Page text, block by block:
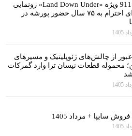
پورشه 911 ویژه «Land Down Under» رونمایی
شد؛ ادای احترام به ۷۵ سال حضور پورشه در
از چالش‌های ژئوپلیتیک و مسیرهای
محموله قطعات نیسان ترا وارد گمرکات
سایپا + مرداد 1405